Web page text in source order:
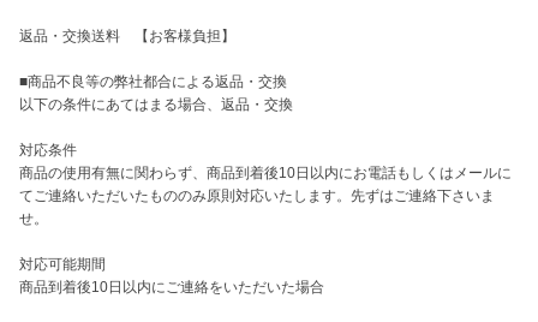
返品・交換送料　【お客様負担】
■商品不良等の弊社都合による返品・交換
以下の条件にあてはまる場合、返品・交換
対応条件
商品の使用有無に関わらず、商品到着後10日以内にお電話もしくはメールに
てご連絡いただいたもののみ原則対応いたします。先ずはご連絡下さいま
せ。
対応可能期間
商品到着後10日以内にご連絡をいただいた場合